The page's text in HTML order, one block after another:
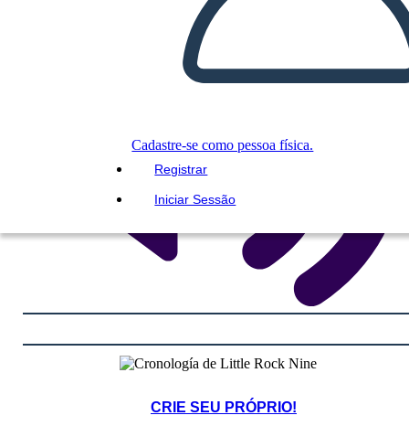
Cadastre-se como pessoa física.
Registrar
Iniciar Sessão
CRIE SEU PRÓPRIO!